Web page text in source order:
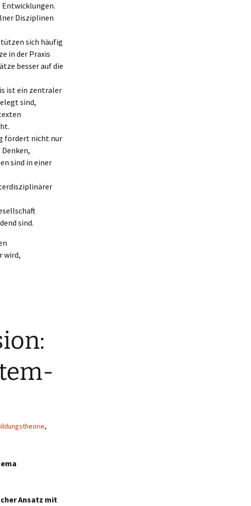
Disziplinen
sich häufig
in der Praxis
besser auf die
ist ein zentraler
sind,
fördert nicht nur
sind in einer
sind.
wird,
,
Ansatz mit